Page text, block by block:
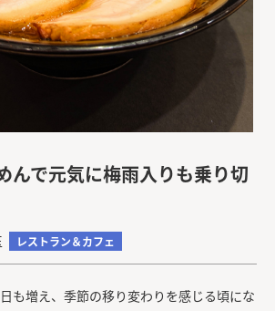
んで元気に梅雨入りも乗り切
レストラン＆カフェ
も増え、季節の移り変わりを感じる頃にな